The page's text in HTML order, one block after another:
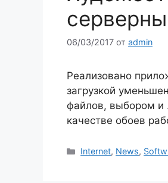
06/03/2017 от admin
Реализовано
загрузкой
файлов, выбором и
качестве обоев
Рубрики
Internet, News,